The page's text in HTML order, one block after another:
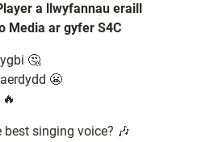
a llwyfannau eraill
Media ar gyfer S4C
🤔
😬
best singing voice? 🎶